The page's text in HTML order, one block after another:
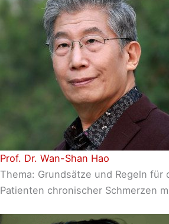
Prof. Dr. Wan-Shan Hao
Thema: Grundsätze und Regeln für
Patienten chronischer Schmerzen